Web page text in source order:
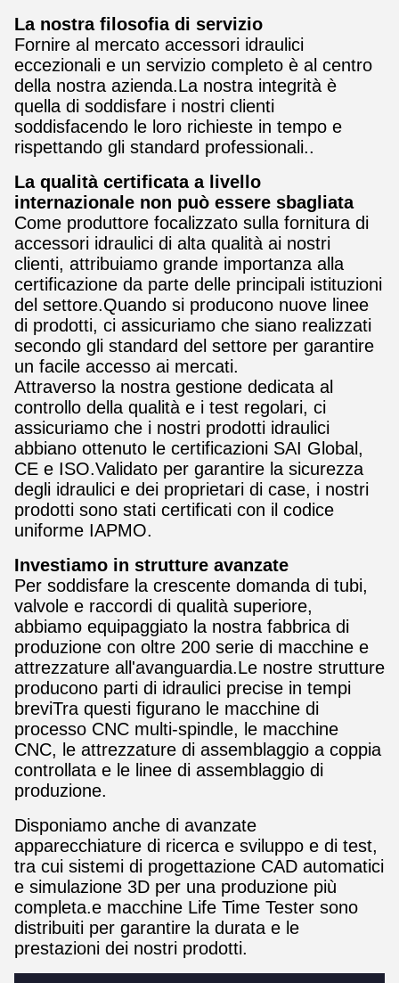
La nostra filosofia di servizio
Fornire al mercato accessori idraulici
eccezionali e un servizio completo è al centro
della nostra azienda.La nostra integrità è
quella di soddisfare i nostri clienti
soddisfacendo le loro richieste in tempo e
rispettando gli standard professionali..
La qualità certificata a livello
internazionale non può essere sbagliata
Come produttore focalizzato sulla fornitura di
accessori idraulici di alta qualità ai nostri
clienti, attribuiamo grande importanza alla
certificazione da parte delle principali istituzioni
del settore.Quando si producono nuove linee
di prodotti, ci assicuriamo che siano realizzati
secondo gli standard del settore per garantire
un facile accesso ai mercati.
Attraverso la nostra gestione dedicata al
controllo della qualità e i test regolari, ci
assicuriamo che i nostri prodotti idraulici
abbiano ottenuto le certificazioni SAI Global,
CE e ISO.Validato per garantire la sicurezza
degli idraulici e dei proprietari di case, i nostri
prodotti sono stati certificati con il codice
uniforme IAPMO.
Investiamo in strutture avanzate
Per soddisfare la crescente domanda di tubi,
valvole e raccordi di qualità superiore,
abbiamo equipaggiato la nostra fabbrica di
produzione con oltre 200 serie di macchine e
attrezzature all'avanguardia.Le nostre strutture
producono parti di idraulici precise in tempi
breviTra questi figurano le macchine di
processo CNC multi-spindle, le macchine
CNC, le attrezzature di assemblaggio a coppia
controllata e le linee di assemblaggio di
produzione.
Disponiamo anche di avanzate
apparecchiature di ricerca e sviluppo e di test,
tra cui sistemi di progettazione CAD automatici
e simulazione 3D per una produzione più
completa.e macchine Life Time Tester sono
distribuiti per garantire la durata e le
prestazioni dei nostri prodotti.